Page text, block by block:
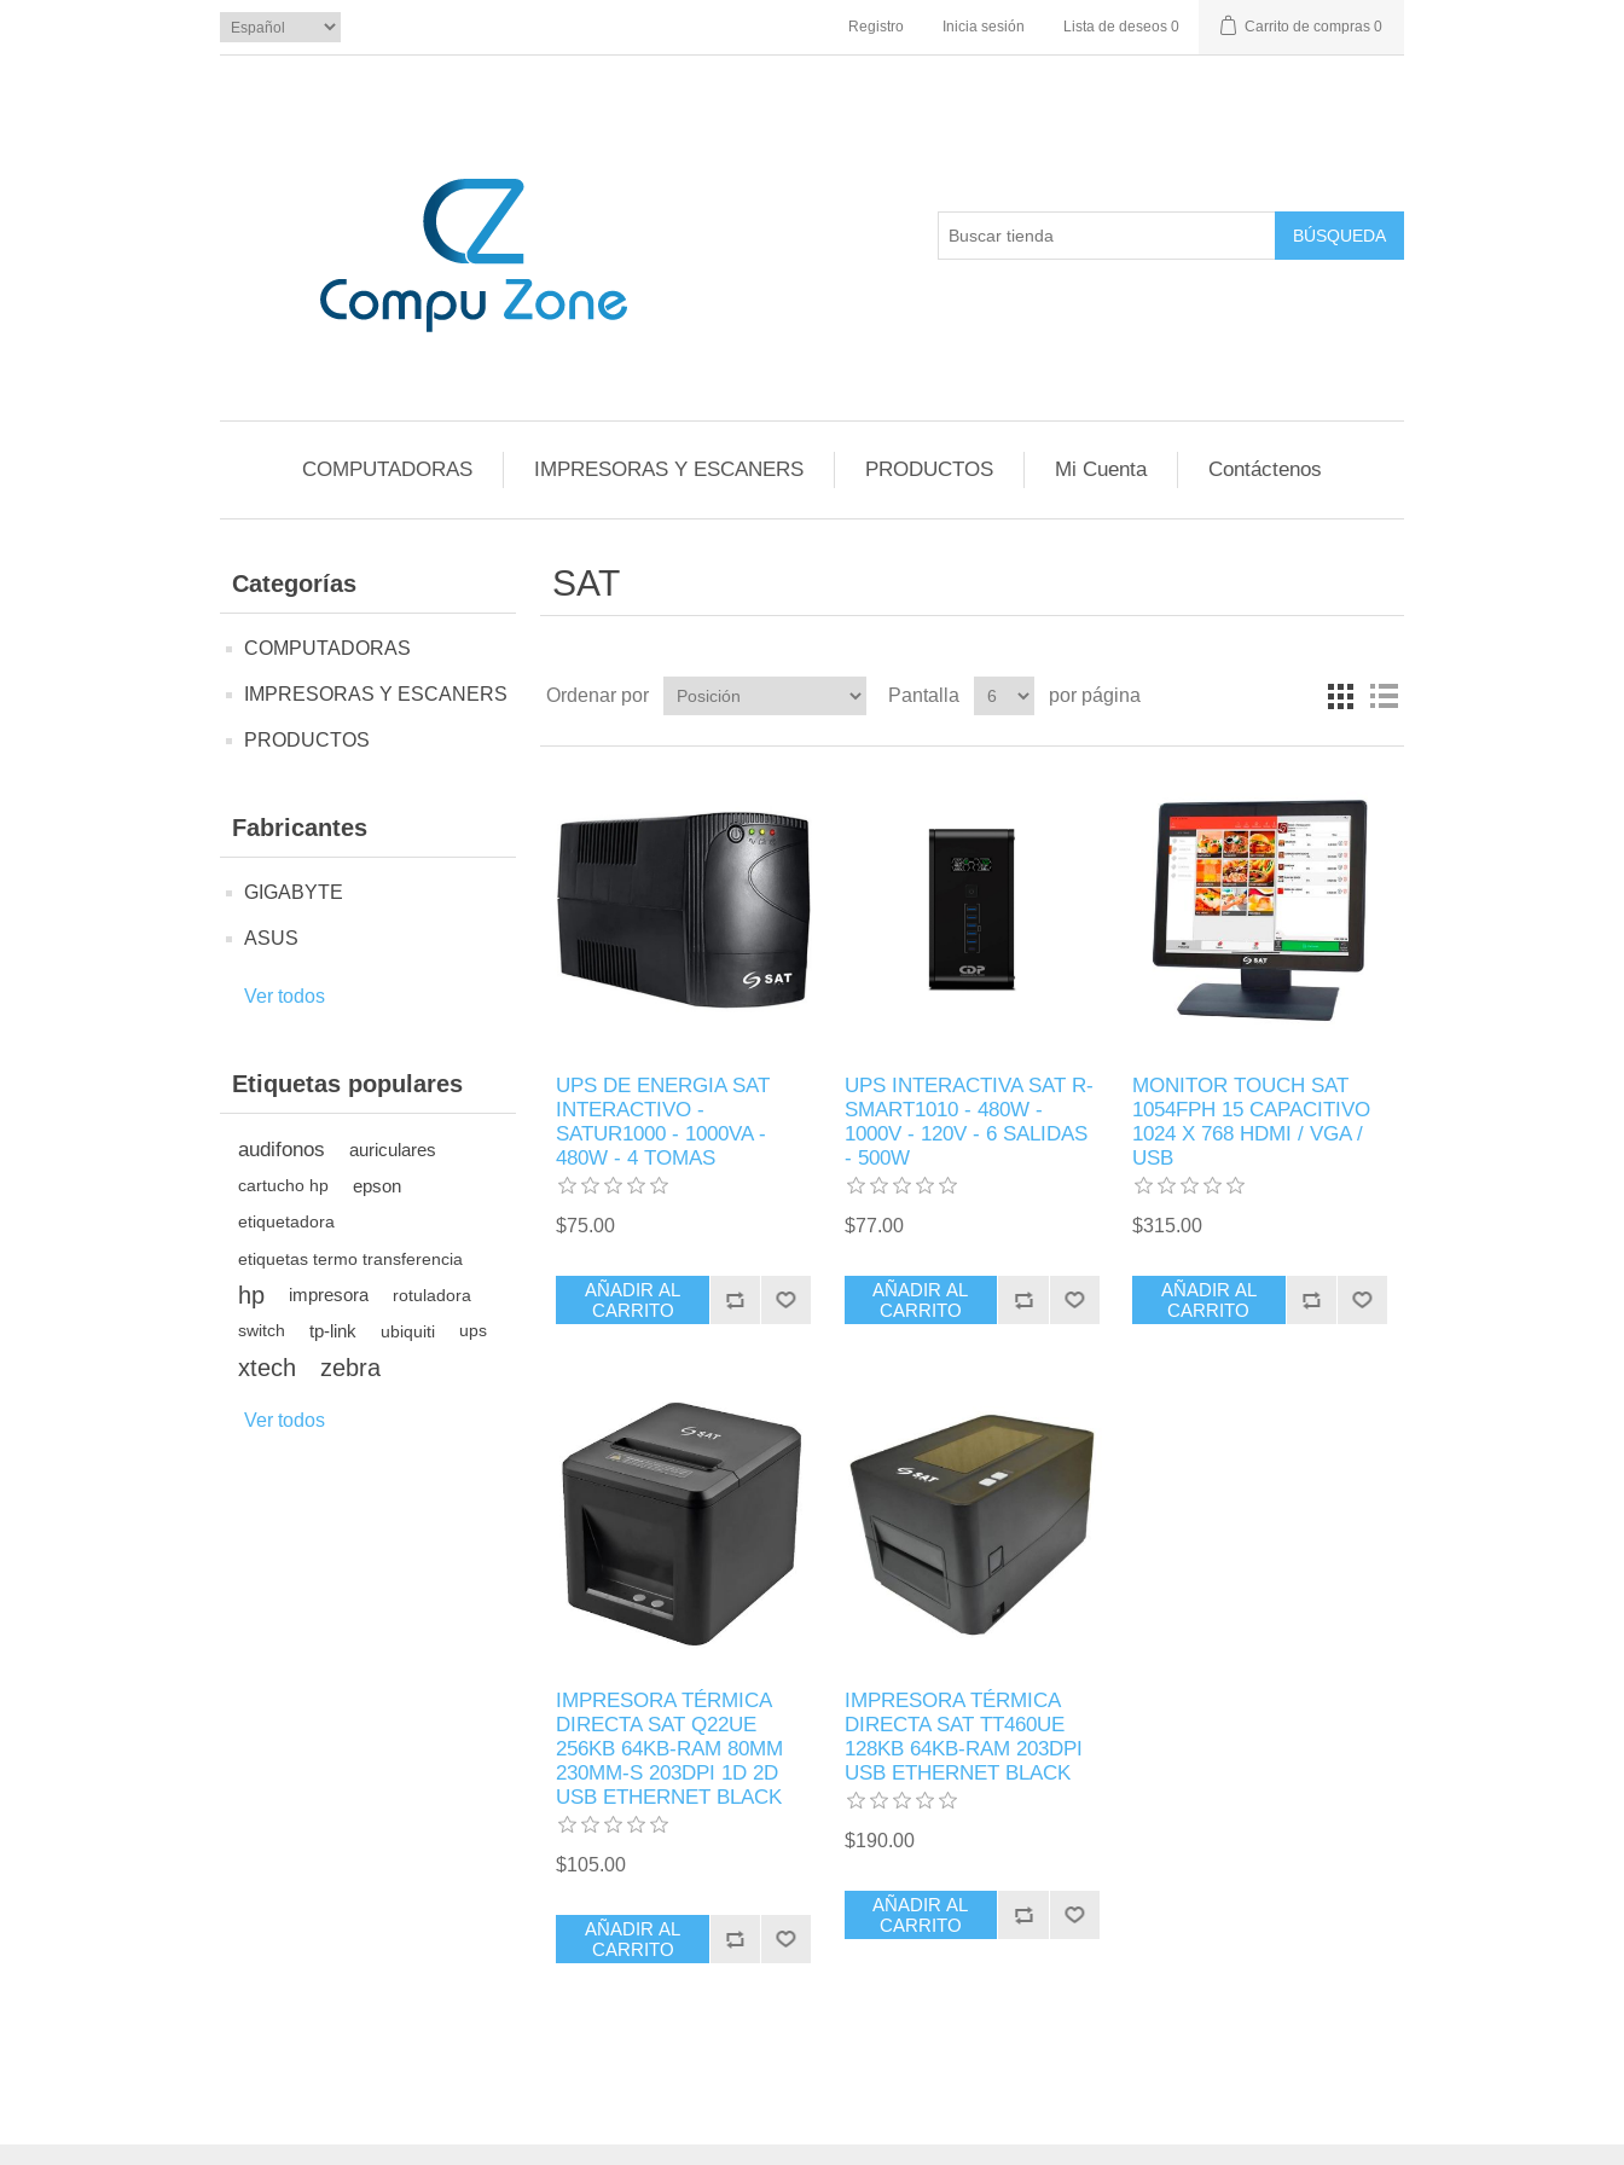
Registro Inicia sesión Lista de deseos 0 Carrito de compras 0
BÚSQUEDA
COMPUTADORAS IMPRESORAS Y ESCANERS PRODUCTOS Mi Cuenta Contáctenos
Categorías
COMPUTADORAS
IMPRESORAS Y ESCANERS
PRODUCTOS
Fabricantes
GIGABYTE
ASUS
Ver todos
Etiquetas populares
audifonos auriculares
cartucho hp epson
etiquetadora
etiquetas termo transferencia
hp impresora rotuladora
switch tp-link ubiquiti ups
xtech zebra
Ver todos
SAT
Ordenar por Pantalla por página
UPS DE ENERGIA SAT
INTERACTIVO -
SATUR1000 - 1000VA -
480W - 4 TOMAS
$75.00
AÑADIR AL
CARRITO
UPS INTERACTIVA SAT R-
SMART1010 - 480W -
1000V - 120V - 6 SALIDAS
- 500W
$77.00
AÑADIR AL
CARRITO
MONITOR TOUCH SAT
1054FPH 15 CAPACITIVO
1024 X 768 HDMI / VGA /
USB
$315.00
AÑADIR AL
CARRITO
IMPRESORA TÉRMICA
DIRECTA SAT Q22UE
256KB 64KB-RAM 80MM
230MM-S 203DPI 1D 2D
USB ETHERNET BLACK
$105.00
AÑADIR AL
CARRITO
IMPRESORA TÉRMICA
DIRECTA SAT TT460UE
128KB 64KB-RAM 203DPI
USB ETHERNET BLACK
$190.00
AÑADIR AL
CARRITO